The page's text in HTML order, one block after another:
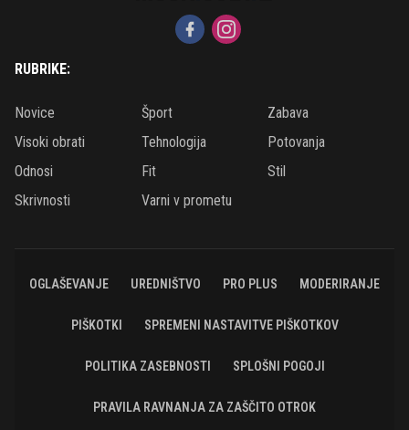
RUBRIKE:
Novice Šport
Zabava
Visoki obrati
Tehnologija
Potovanja
Odnosi
Fit
Stil
Skrivnosti
Varni v prometu
OGLAŠEVANJE UREDNIŠTVO PRO PLUS MODERIRANJE
PIŠKOTKI SPREMENI NASTAVITVE PIŠKOTKOV
POLITIKA ZASEBNOSTI SPLOŠNI POGOJI
PRAVILA RAVNANJA ZA ZAŠČITO OTROK